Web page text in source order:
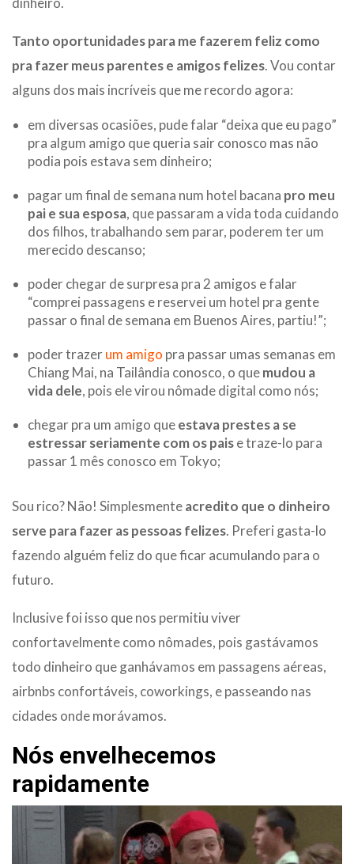
Tanto oportunidades para me fazerem feliz como
pra fazer meus parentes e amigos felizes. Vou contar
alguns dos mais incríveis que me recordo agora:
em diversas ocasiões, pude falar “deixa que eu pago”
pra algum amigo que queria sair conosco mas não
podia pois estava sem dinheiro;
pagar um final de semana num hotel bacana pro meu
pai e sua esposa, que passaram a vida toda cuidando
dos filhos, trabalhando sem parar, poderem ter um
merecido descanso;
poder chegar de surpresa pra 2 amigos e falar
“comprei passagens e reservei um hotel pra gente
passar o final de semana em Buenos Aires, partiu!”;
poder trazerum amigo pra passar umas semanas em
Chiang Mai, na Tailândia conosco, o quemudou a
vida dele, pois ele virou nômade digital como nós;
chegar pra um amigo queestava prestes a se
estressar seriamente com os paise traze-lo para
passar 1 mês conosco em Tokyo;
Sou rico? Não! Simplesmenteacredito que o dinheiro
serve para fazer as pessoas felizes. Preferi gasta-lo
fazendo alguém feliz do que ficar acumulando para o
futuro.
Inclusive foi isso que nos permitiu viver
confortavelmente como nômades, pois gastávamos
todo dinheiro que ganhávamos em passagens aéreas,
airbnbs confortáveis, coworkings, e passeando nas
cidades onde morávamos.
Nós envelhecemos
rapidamente